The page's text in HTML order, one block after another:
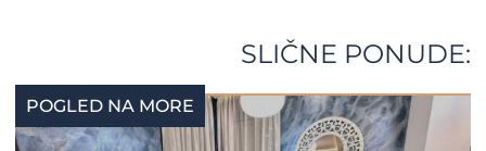
SLIČNE PONUDE:
POGLED NA MORE